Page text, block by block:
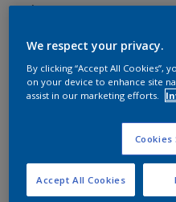
Ukuran
Jumlah
We respect your privacy.
By clicking “Accept All Cookies”,
on your device to enhance site
assist in our marketing efforts.
Accept All Cookies